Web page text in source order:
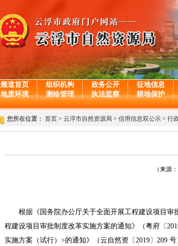
频道首页 组织机构 政务公开 征地信息
地质环境
测绘管理 执法监察 耕地保护
您所在位置： 首页 > 云浮市自然资源局 > 信用信息双公示 > 行
（来源
根据《国务院办公厅关于全面开展工程建设项目审
程建设项目审批制度改革实施方案的通知》（粤府〔
实施方案（试行）>的通知》（云自然资〔2019〕209